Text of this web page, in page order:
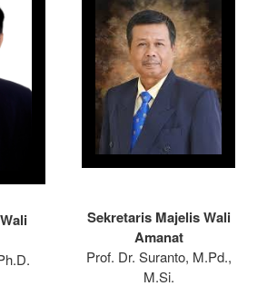
Sekretaris Majelis Wali
Amanat
Prof. Dr. Suranto, M.Pd.,
M.Si.